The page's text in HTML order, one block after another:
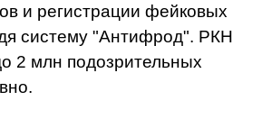
и регистрации фейковых
систему "Антифрод". РКН
2 млн подозрительных